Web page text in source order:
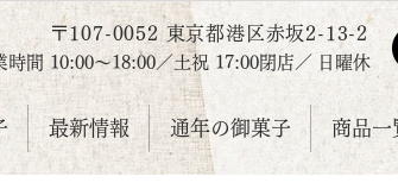
〒107-0052 東京都港区赤坂2-13-2
時間 10:00～18:00／ 土祝 17:00閉店／ 日曜休
最新情報 通年の御菓子 商品